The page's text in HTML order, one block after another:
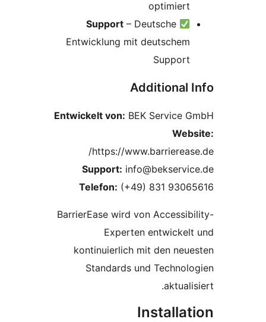
Support – Deutsche
Entwicklung mit deutschem
Additional
Entwickelt von:BEK Service
https://
Support:
Telefon:(+49) 831
BarrierEase wird von
Experten
kontinuierlich mit den
Standards und